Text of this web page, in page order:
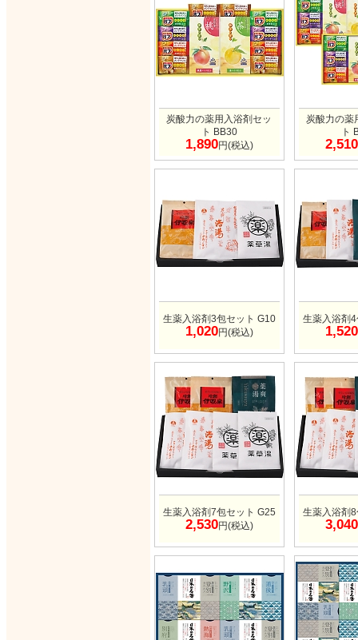
炭酸力の薬用入浴剤セッ
ト BB30
1,890円(税込)
炭酸力の薬
ト
2,510
生薬入浴剤3包セット G10
1,020円(税込)
生薬入浴剤
1,520
生薬入浴剤7包セット G25
2,530円(税込)
生薬入浴剤
3,040